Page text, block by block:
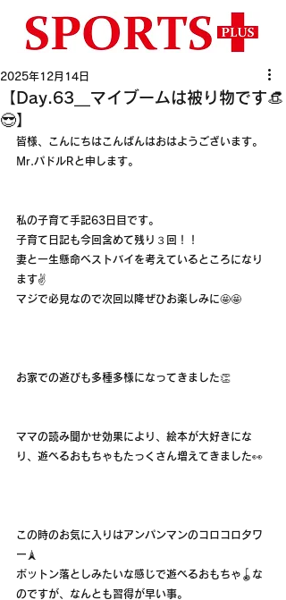
【Day.63__マイブームは被り物です👒
😎】
2025年12月14日
皆様、こんにちはこんばんはおはようございます。
Mr.パドルRと申します。
私の子育て手記63日目です。
子育て日記も今回含めて残り３回！！
妻と一生懸命ベストバイを考えているところになり
ます✌️
マジで必見なので次回以降ぜひお楽しみに🤩🤩
お家での遊びも多種多様になってきました👏
ママの読み聞かせ効果により、絵本が大好きにな
り、遊べるおもちゃもたっくさん増えてきました👀
この時のお気に入りはアンパンマンのコロコロタワ
ー🗼
ポットン落としみたいな感じで遊べるおもちゃ🪀な
のですが、なんとも習得が早い事。